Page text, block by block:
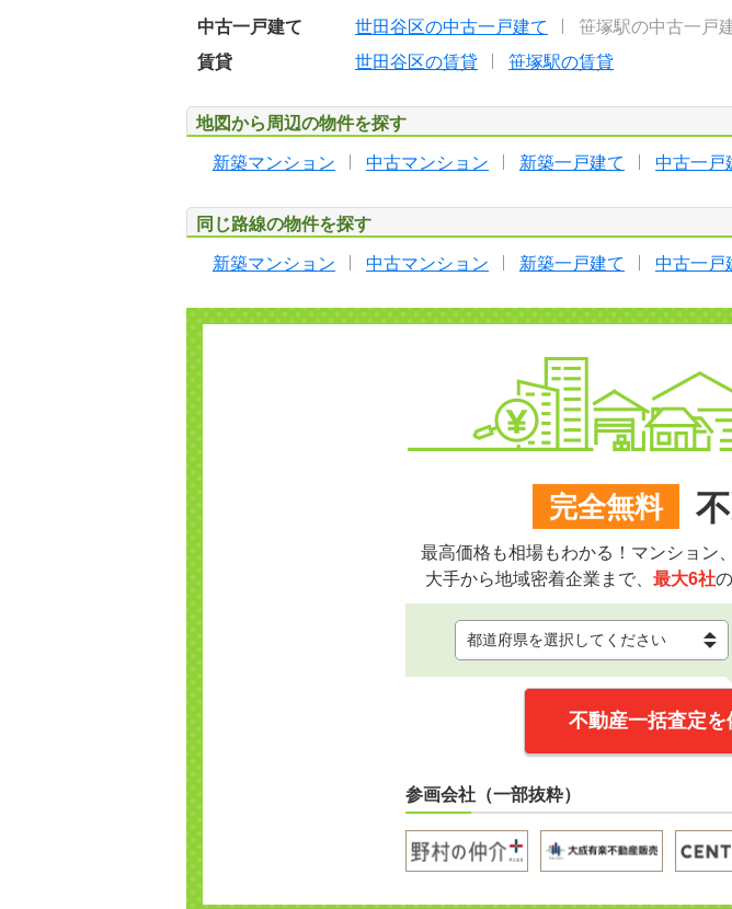
中古一戸建て
世田谷区の中古一戸建て
笹塚駅の中古一戸
賃貸
世田谷区の賃貸 笹塚駅の賃貸
地図から周辺の物件を探す
新築マンション 中古マンション 新築一戸建て 中古一戸
同じ路線の物件を探す
新築マンション 中古マンション 新築一戸建て 中古一戸
完全無料
最高価格も相場もわかる！マンション
大手から地域密着企業まで、 最大6社
不動産一括査定を
参画会社（一部抜粋）